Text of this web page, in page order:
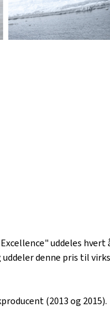
uddeles hvert
denne pris til
(2013 og 2015).